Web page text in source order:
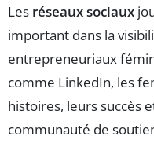
Les réseaux sociaux
important dans la
entrepreneuriaux
comme LinkedIn, les
histoires, leurs succès
communauté de